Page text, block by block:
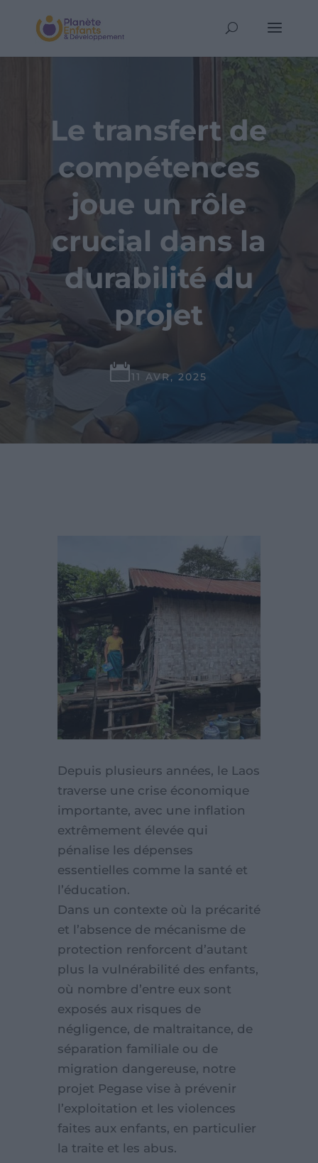
Le transfert de
compétences
joue un rôle
crucial dans la
durabilité du
projet
11 AVR, 2025
Depuis plusieurs années, le Laos
traverse une crise économique
importante, avec une inflation
extrêmement élevée qui
pénalise les dépenses
essentielles comme la santé et
l’éducation.
Dans un contexte où la précarité
et l’absence de mécanisme de
protection renforcent d’autant
plus la vulnérabilité des enfants,
où nombre d’entre eux sont
exposés aux risques de
négligence, de maltraitance, de
séparation familiale ou de
migration dangereuse, notre
projet Pegase vise à prévenir
l’exploitation et les violences
faites aux enfants, en particulier
la traite et les abus.